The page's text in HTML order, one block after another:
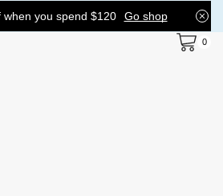
when you spend $120 Go shop
0